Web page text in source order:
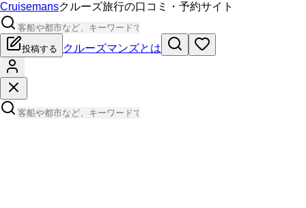
Cruisemansクルーズ旅行の口コミ・予約サイト
投稿する クルーズマンズとは